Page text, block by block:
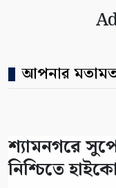
আপনার
শ্যামনগরে
নিশ্চিতে